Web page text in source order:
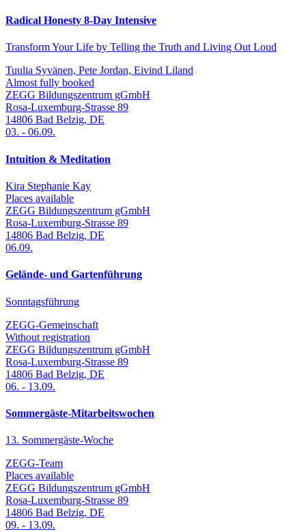
Radical Honesty 8-Day Intensive
Transform Your Life by Telling the Truth and Living Out Loud
Tuulia Syvänen, Pete Jordan, Eivind Liland
Almost fully booked
ZEGG Bildungszentrum gGmbH
Rosa-Luxemburg-Strasse 89
14806 Bad Belzig, DE
03. - 06.09.
Intuition & Meditation
Kira Stephanie Kay
Places available
ZEGG Bildungszentrum gGmbH
Rosa-Luxemburg-Strasse 89
14806 Bad Belzig, DE
06.09.
Gelände- und Gartenführung
Sonntagsführung
ZEGG-Gemeinschaft
Without registration
ZEGG Bildungszentrum gGmbH
Rosa-Luxemburg-Strasse 89
14806 Bad Belzig, DE
06. - 13.09.
Sommergäste-Mitarbeitswochen
13. Sommergäste-Woche
ZEGG-Team
Places available
ZEGG Bildungszentrum gGmbH
Rosa-Luxemburg-Strasse 89
14806 Bad Belzig, DE
09. - 13.09.